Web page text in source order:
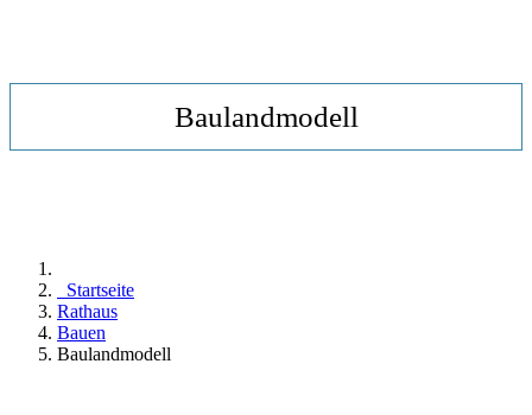
Baulandmodell
Startseite
Rathaus
Bauen
Baulandmodell